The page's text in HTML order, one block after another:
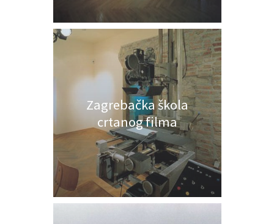
Zagrebačka škola
crtanog filma